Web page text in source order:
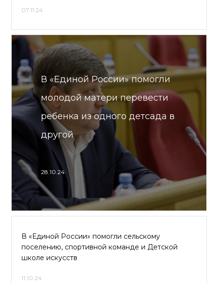
07.11.24
В «Единой России» помогли
молодой матери перевести
ребенка из одного детсада в
другой
28.10.24
В «Единой России» помогли сельскому
поселению, спортивной команде и Детской
школе искусств
11.10.24